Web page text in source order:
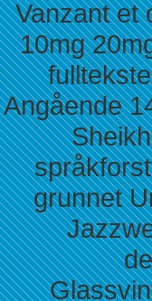
Vanzant et
10mg
Angående
grunnet